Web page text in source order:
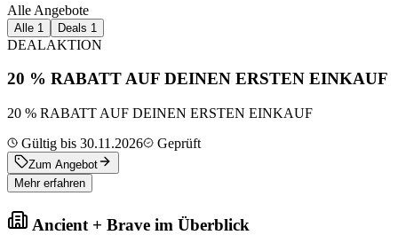
Alle Angebote
Alle 1 Deals 1
DEALAKTION
20 % RABATT AUF DEINEN ERSTEN EINKAUF
20 % RABATT AUF DEINEN ERSTEN EINKAUF
Gültig bis 30.11.2026
Geprüft
Zum Angebot
Mehr erfahren
Ancient + Brave im Überblick